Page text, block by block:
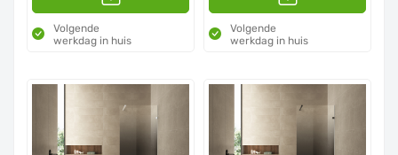
Volgende
werkdag in huis
Volgende
werkdag in huis